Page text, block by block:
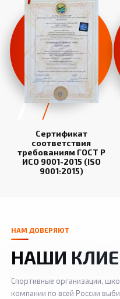
Сертификат
соответствия
требованиям ГОСТ Р
ИСО 9001-2015 (ISO
9001:2015)
НАМ ДОВЕРЯЮТ
НАШИ
Спортивные организации,
компании по всей России